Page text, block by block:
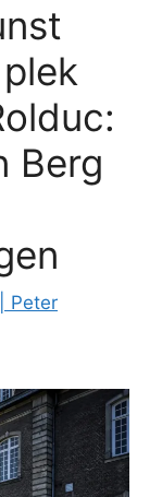
Berg
Peter